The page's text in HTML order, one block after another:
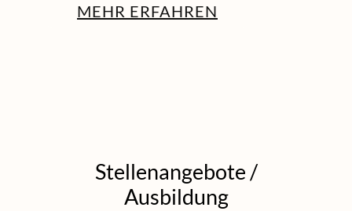
MEHR ERFAHREN
Stellenangebote /
Ausbildung